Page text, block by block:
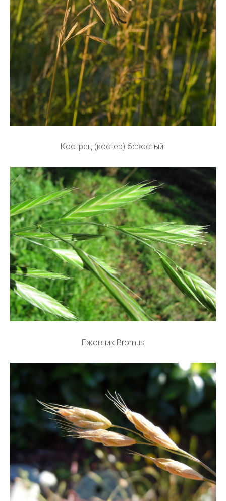
Кострец (костер) безостый.
Ежовник Bromus